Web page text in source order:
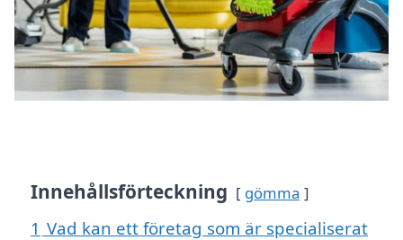
Innehållsförteckning gömma
1 Vad kan ett företag som är specialiserat